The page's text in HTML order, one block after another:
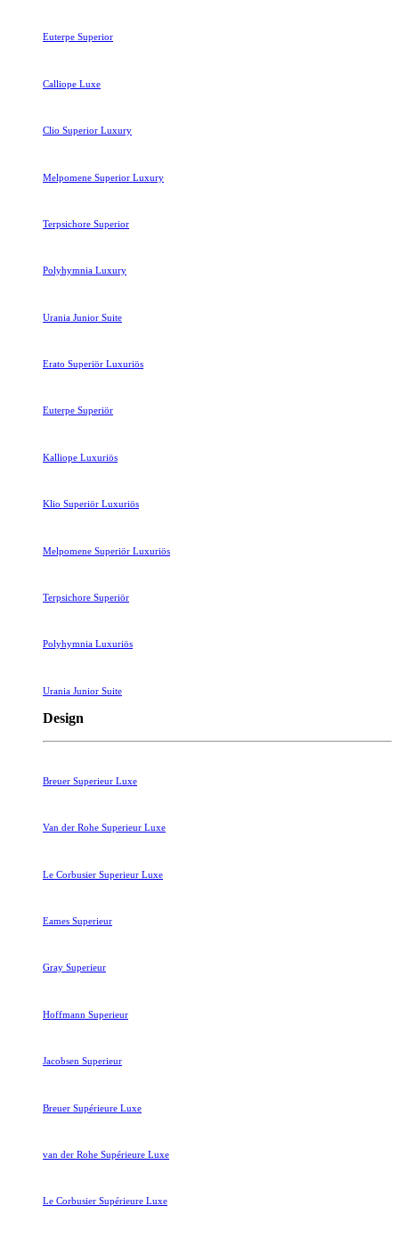
Euterpe Superior
Calliope Luxe
Clio Superior Luxury
Melpomene Superior Luxury
Terpsichore Superior
Polyhymnia Luxury
Urania Junior Suite
Erato Superiör Luxuriös
Euterpe Superiör
Kalliope Luxuriös
Klio Superiör Luxuriös
Melpomene Superiör Luxuriös
Terpsichore Superiör
Polyhymnia Luxuriös
Urania Junior Suite
Design
Breuer Superieur Luxe
Van der Rohe Superieur Luxe
Le Corbusier Superieur Luxe
Eames Superieur
Gray Superieur
Hoffmann Superieur
Jacobsen Superieur
Breuer Supérieure Luxe
van der Rohe Supérieure Luxe
Le Corbusier Supérieure Luxe